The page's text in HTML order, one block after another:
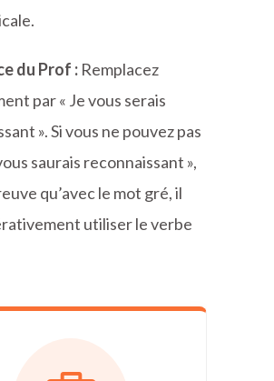
du Prof : Remplacez
par « Je vous serais
». Si vous ne pouvez pas
saurais reconnaissant »,
qu’avec le mot gré, il
utiliser le verbe